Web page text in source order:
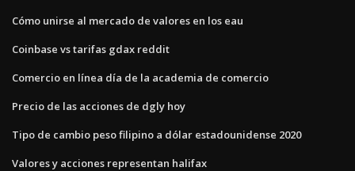
Cómo unirse al mercado de valores en los eau
Coinbase vs tarifas gdax reddit
Comercio en línea día de la academia de comercio
Precio de las acciones de dgly hoy
Tipo de cambio peso filipino a dólar estadounidense 2020
Valores y acciones representan halifax